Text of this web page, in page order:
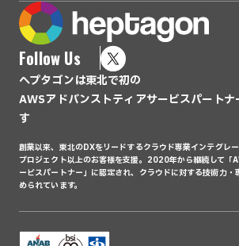
Follow Us
ヘプタゴンは東北で初の
AWSアドバンストティアサービスパートナ
す
創業以来、東北のDXをリードするクラウド専業インテグレ
プロジェクト以上のお客様を支援。2020年から継続して「
ービスパートナー」に認定され、クラウドに対する技術力
められています。